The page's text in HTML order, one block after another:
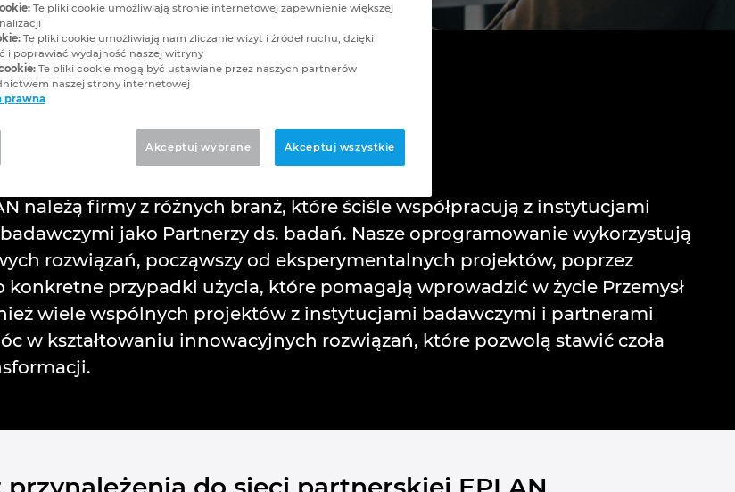
inżynierską
należą firmy z różnych branż, które ściśle współpracują z instytucjami
jako Partnerzy ds. badań. Nasze oprogramowanie wykorzystują
rozwiązań, począwszy od eksperymentalnych projektów, poprzez
przypadki użycia, które pomagają wprowadzić w życie Przemysł
wiele wspólnych projektów z instytucjami badawczymi i partnerami
w kształtowaniu innowacyjnych rozwiązań, które pozwolą stawić czoła
Te pliki cookie umożliwiają stronie internetowej zapewnienie większej
Te pliki cookie umożliwiają nam zliczanie wizyt i źródeł ruchu, dzięki
i poprawiać wydajność naszej witryny
Te pliki cookie mogą być ustawiane przez naszych partnerów
naszej strony internetowej
prawna
Akceptuj wybrane Akceptuj wszystkie